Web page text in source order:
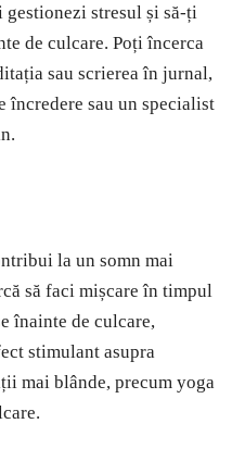
gestionezi stresul și să-ți
de culcare. Poți încerca
sau scrierea în jurnal,
încredere sau un specialist
la un somn mai
să faci mișcare în timpul
înainte de culcare,
stimulant asupra
mai blânde, precum yoga